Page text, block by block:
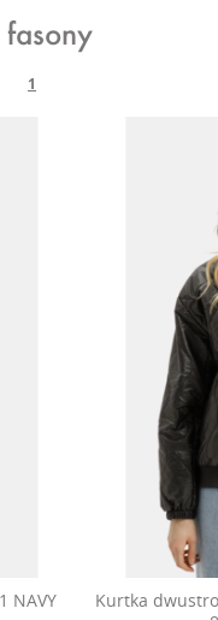
fasony
1
NAVY
Kurtka